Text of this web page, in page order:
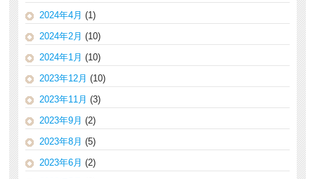
2024年4月 (1)
2024年2月 (10)
2024年1月 (10)
2023年12月 (10)
2023年11月 (3)
2023年9月 (2)
2023年8月 (5)
2023年6月 (2)